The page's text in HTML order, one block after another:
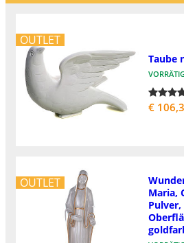
OUTLET
Taube
€
OUTLET
Maria,